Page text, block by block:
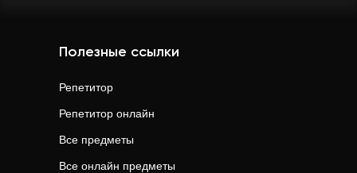
Полезные ссылки
Репетитор
Репетитор онлайн
Все предметы
Все онлайн предметы